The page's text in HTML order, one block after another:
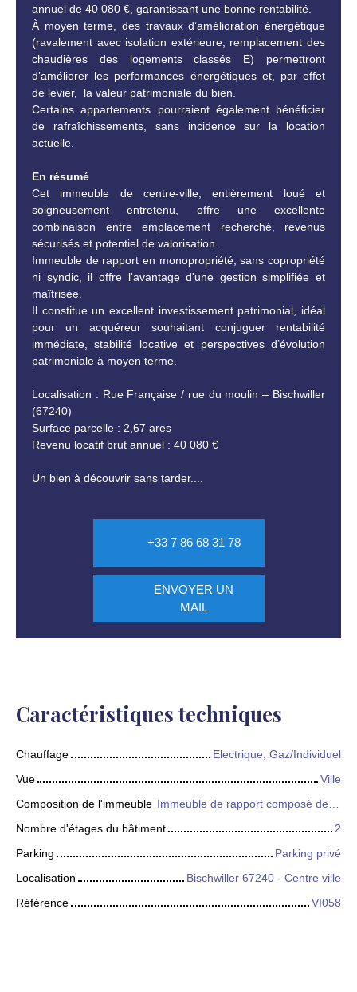
annuel de 40 080 €, garantissant une bonne rentabilité.
À moyen terme, des travaux d’amélioration énergétique
(ravalement avec isolation extérieure, remplacement des
chaudières des logements classés E) permettront
d’améliorer les performances énergétiques et, par effet
de levier, la valeur patrimoniale du bien.
Certains appartements pourraient également bénéficier
de rafraîchissements, sans incidence sur la location
actuelle.
En résumé
Cet immeuble de centre-ville, entièrement loué et
soigneusement entretenu, offre une excellente
combinaison entre emplacement recherché, revenus
sécurisés et potentiel de valorisation.
Immeuble de rapport en monopropriété, sans copropriété
ni syndic, il offre l'avantage d'une gestion simplifiée et
maîtrisée.
Il constitue un excellent investissement patrimonial, idéal
pour un acquéreur souhaitant conjuguer rentabilité
immédiate, stabilité locative et perspectives d’évolution
patrimoniale à moyen terme.
Localisation : Rue Française / rue du moulin – Bischwiller
(67240)
Surface parcelle : 2,67 ares
Revenu locatif brut annuel : 40 080 €
Un bien à découvrir sans tarder....
+33 7 86 68 31 78
ENVOYER UN
MAIL
Caractéristiques techniques
Chauffage
Electrique, Gaz/Individuel
Vue
Ville
Composition de l'immeuble
Nombre d'étages du bâtiment
2
Parking
Parking privé
Localisation
Bischwiller 67240 - Centre ville
Référence
VI058